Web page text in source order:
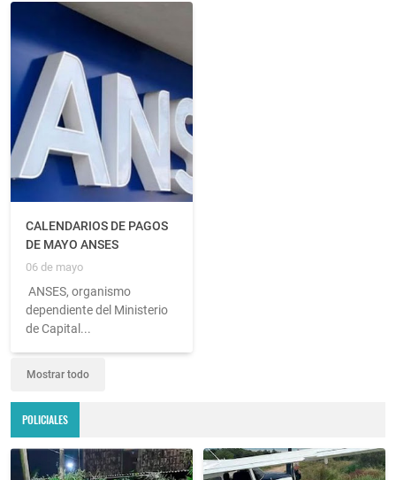
CALENDARIOS DE PAGOS
DE MAYO ANSES
06 de mayo
ANSES, organismo
dependiente del Ministerio
de Capital...
Mostrar todo
POLICIALES